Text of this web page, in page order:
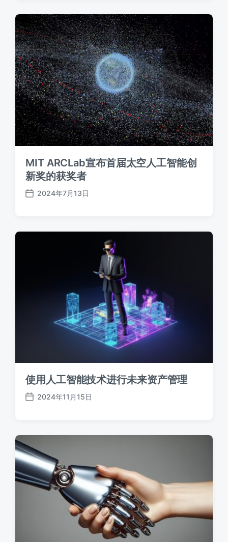
期
MIT ARCLab宣布首届太空人工智能创
新奖的获奖者
发
期
2024年7月13日
使用人工智能技术进行未来资产管理
发
期
2024年11月15日